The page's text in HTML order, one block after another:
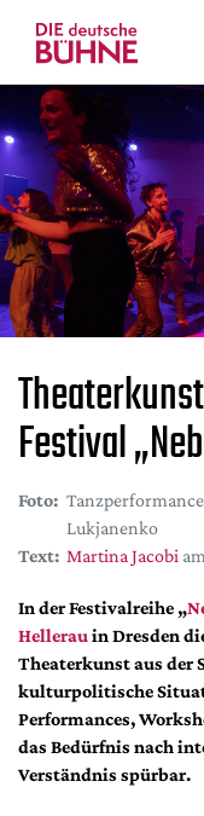
Kritiken
Schauspiel
Musiktheater
Tanz
Crossover
Bühnenwelt
Festivals &
Menschen &
Themen
Internationales
Nachrufe
Medientipps
DdB-map
Kalender
Premierensuche
Festival-Planer
Hefte
Alle Hefte
Leseproben
Festival
Foto:
Lukjanenko
Text: Martina Jacobi
In der Festivalreihe „
Hellerauin Dresden
Theaterkunst aus der
kulturpolitische
Performances,
das Bedürfnis nach
Verständnis spürbar.